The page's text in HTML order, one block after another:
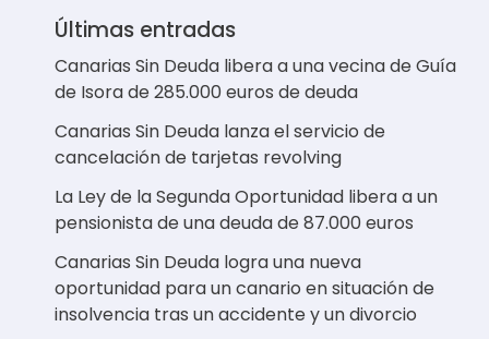
Últimas entradas
Canarias Sin Deuda libera a una vecina de Guía
de Isora de 285.000 euros de deuda
Canarias Sin Deuda lanza el servicio de
cancelación de tarjetas revolving
La Ley de la Segunda Oportunidad libera a un
pensionista de una deuda de 87.000 euros
Canarias Sin Deuda logra una nueva
oportunidad para un canario en situación de
insolvencia tras un accidente y un divorcio